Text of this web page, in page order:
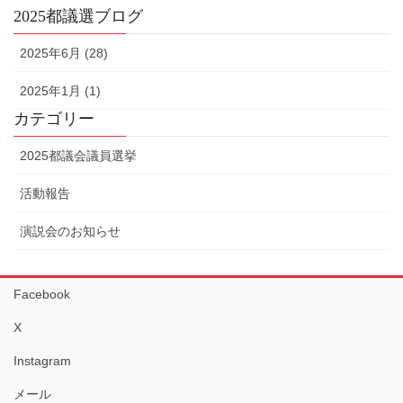
2025都議選ブログ
2025年6月 (28)
2025年1月 (1)
カテゴリー
2025都議会議員選挙
活動報告
演説会のお知らせ
Facebook
X
Instagram
メール